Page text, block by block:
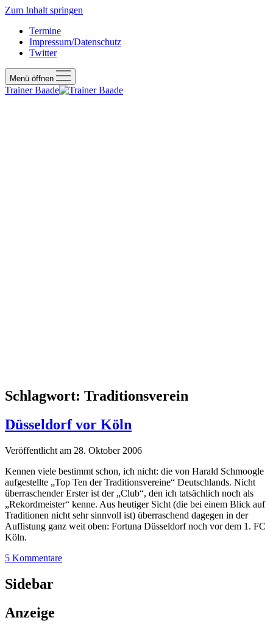
Zum Inhalt springen
Termine
Impressum/Datenschutz
Twitter
Menü öffnen
Trainer Baade
Schlagwort: Traditionsverein
Düsseldorf vor Köln
Veröffentlicht am 28. Oktober 2006
Kennen viele bestimmt schon, ich nicht: die von Harald Schmoogle
aufgestellte „Top Ten der Traditionsvereine“ Deutschlands. Nicht
überraschender Erster ist der „Club“, den ich tatsächlich noch als
„Rekordmeister“ kenne. Aus heutiger Sicht (die bei einem Blick auf
Traditionen nicht sehr sinnvoll ist) überraschend dagegen in der
Auflistung ganz weit oben: Fortuna Düsseldorf noch vor dem 1. FC
Köln.
5 Kommentare
Sidebar
Anzeige